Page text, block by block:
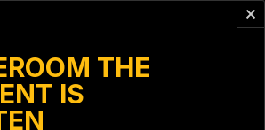
THE
IS